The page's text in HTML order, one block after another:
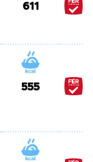
611
555